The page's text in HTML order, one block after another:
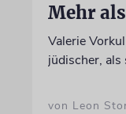
Mehr
Valerie
jüdischer, als
von Leon